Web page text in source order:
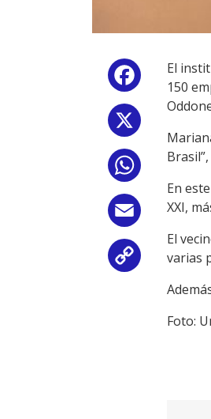
Facebook
Email
Copy
Link
El
150
En
XXI,
El
varias
Foto: